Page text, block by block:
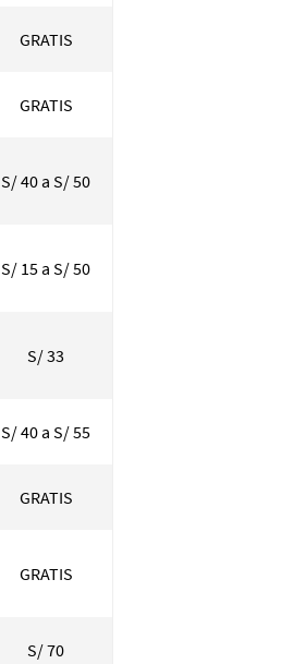
GRATIS
GRATIS
S/ 40 a S/ 50
S/ 15 a S/ 50
S/ 33
S/ 40 a S/ 55
GRATIS
GRATIS
S/ 70